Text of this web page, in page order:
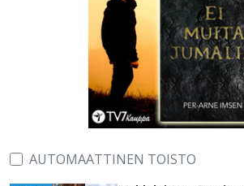
AUTOMAATTINEN TOISTO